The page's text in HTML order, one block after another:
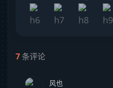
7条评论
风也